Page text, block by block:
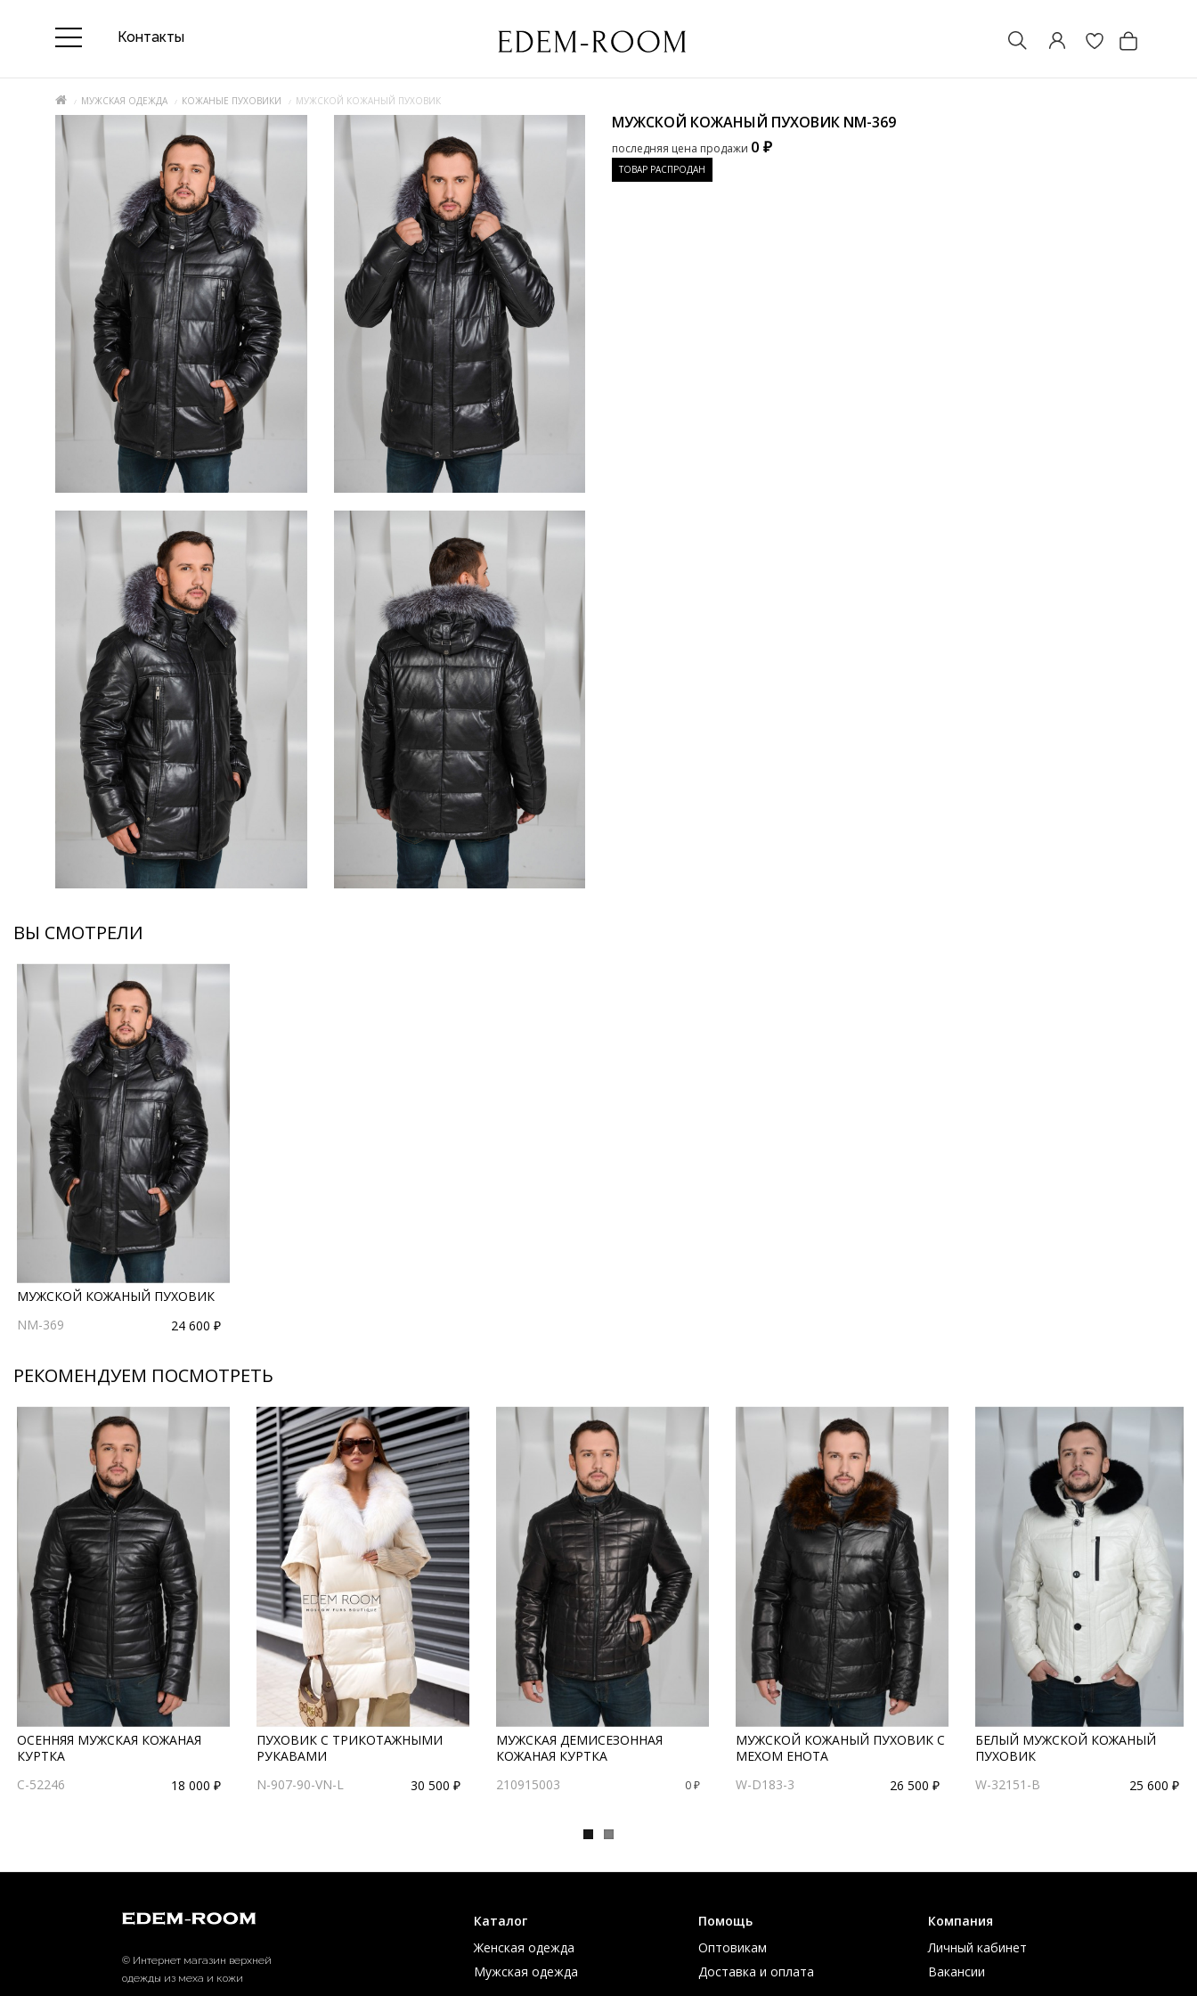
Контакты
МУЖСКАЯ ОДЕЖДА КОЖАНЫЕ ПУХОВИКИ МУЖСКОЙ КОЖАНЫЙ ПУХОВИК
МУЖСКОЙ КОЖАНЫЙ ПУХОВИК NM-369
последняя цена продажи 0 ₽
ТОВАР РАСПРОДАН
ВЫ СМОТРЕЛИ
МУЖСКОЙ КОЖАНЫЙ ПУХОВИК
NM-369
24 600 ₽
РЕКОМЕНДУЕМ ПОСМОТРЕТЬ
ОСЕННЯЯ МУЖСКАЯ КОЖАНАЯ
КУРТКА
С-52246
18 000 ₽
ПУХОВИК С ТРИКОТАЖНЫМИ
РУКАВАМИ
N-907-90-VN-L
30 500 ₽
МУЖСКАЯ ДЕМИСЕЗОННАЯ
КОЖАНАЯ КУРТКА
210915003
0 ₽
МУЖСКОЙ КОЖАНЫЙ ПУХОВИК С
МЕХОМ ЕНОТА
W-D183-3
26 500 ₽
БЕЛЫЙ МУЖСКОЙ КОЖАНЫЙ
ПУХОВИК
W-32151-B
25 600 ₽
© Интернет магазин верхней
одежды из меха и кожи
Каталог
Женская одежда
Мужская одежда
Помощь
Оптовикам
Доставка и оплата
Компания
Личный кабинет
Вакансии